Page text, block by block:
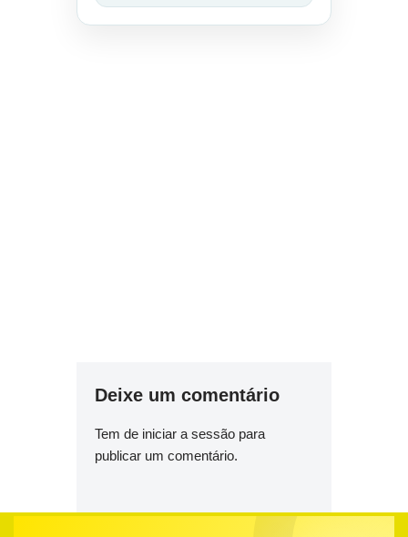
Deixe um comentário
Tem de iniciar a sessão para
publicar um comentário.